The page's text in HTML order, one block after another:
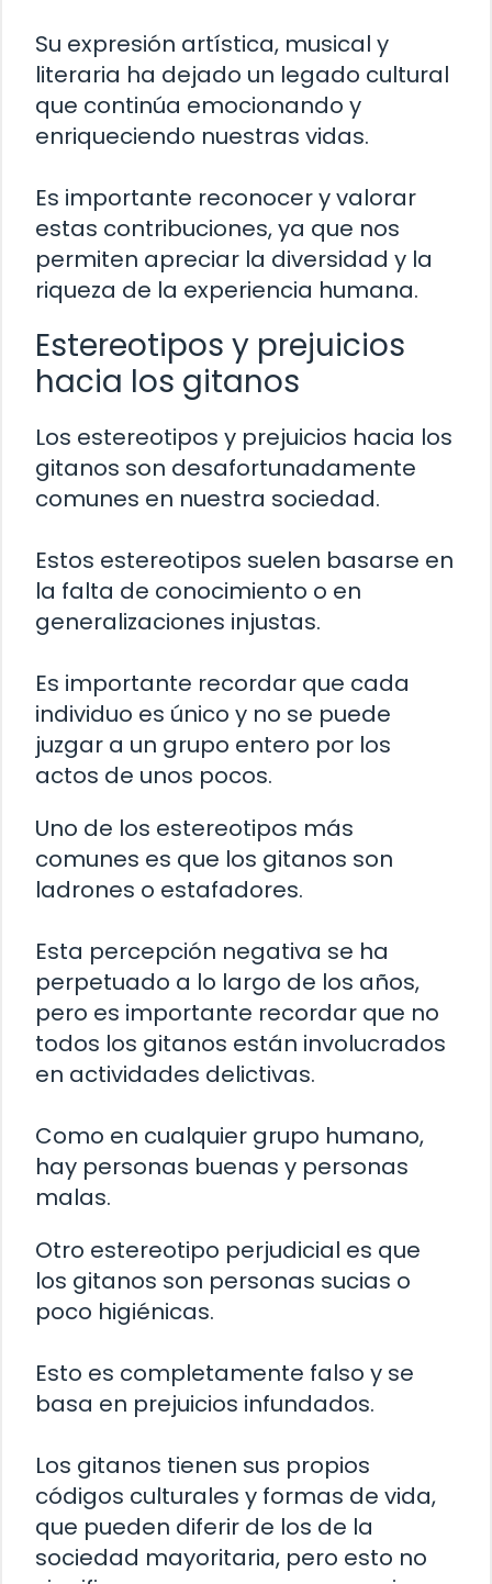
Su expresión artística, musical y
literaria ha dejado un legado cultural
que continúa emocionando y
enriqueciendo nuestras vidas.
Es importante reconocer y valorar
estas contribuciones, ya que nos
permiten apreciar la diversidad y la
riqueza de la experiencia humana.
Estereotipos y prejuicios
hacia los gitanos
Los estereotipos y prejuicios hacia los
gitanos son desafortunadamente
comunes en nuestra sociedad.
Estos estereotipos suelen basarse en
la falta de conocimiento o en
generalizaciones injustas.
Es importante recordar que cada
individuo es único y no se puede
juzgar a un grupo entero por los
actos de unos pocos.
Uno de los estereotipos más
comunes es que los gitanos son
ladrones o estafadores.
Esta percepción negativa se ha
perpetuado a lo largo de los años,
pero es importante recordar que no
todos los gitanos están involucrados
en actividades delictivas.
Como en cualquier grupo humano,
hay personas buenas y personas
malas.
Otro estereotipo perjudicial es que
los gitanos son personas sucias o
poco higiénicas.
Esto es completamente falso y se
basa en prejuicios infundados.
Los gitanos tienen sus propios
códigos culturales y formas de vida,
que pueden diferir de los de la
sociedad mayoritaria, pero esto no